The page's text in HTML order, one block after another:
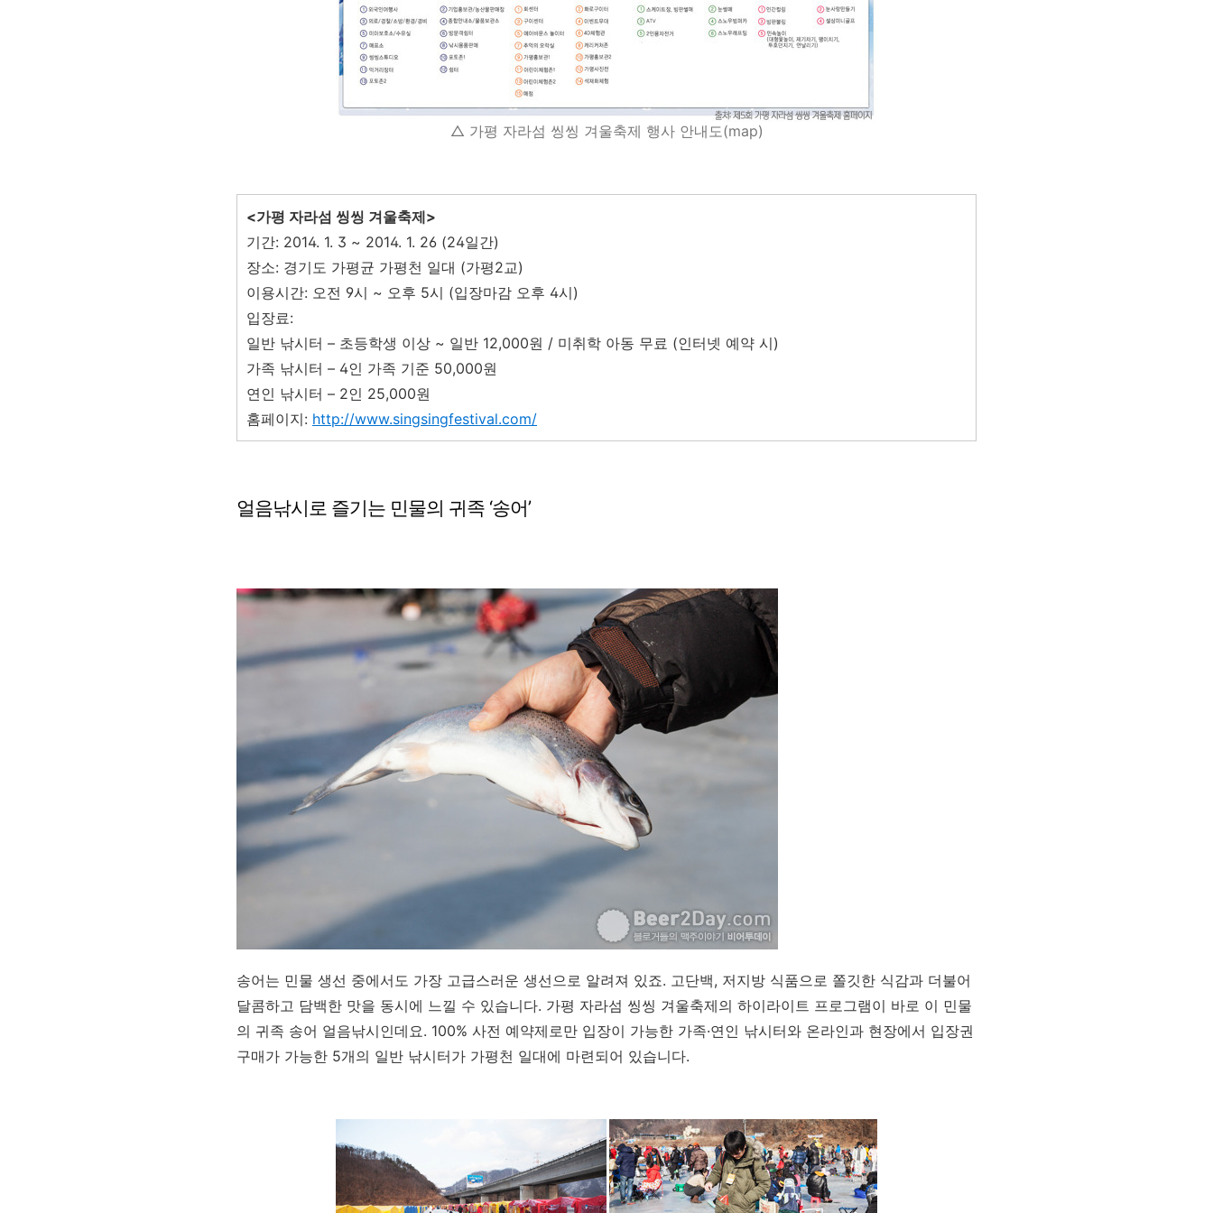
△ 가평 자라섬 씽씽 겨울축제 행사 안내도(map)
<가평 자라섬 씽씽 겨울축제>
기간: 2014. 1. 3 ~ 2014. 1. 26 (24일간)
장소: 경기도 가평균 가평천 일대 (가평2교)
이용시간: 오전 9시 ~ 오후 5시 (입장마감 오후 4시)
입장료:
일반 낚시터 – 초등학생 이상 ~ 일반 12,000원 / 미취학 아동 무료 (인터넷 예약 시)
가족 낚시터 – 4인 가족 기준 50,000원
연인 낚시터 – 2인 25,000원
홈페이지: http://www.singsingfestival.com/
얼음낚시로 즐기는 민물의 귀족 ‘송어’
송어는 민물 생선 중에서도 가장 고급스러운 생선으로 알려져 있죠. 고단백, 저지방 식품으로 쫄깃한 식감과 더불어
달콤하고 담백한 맛을 동시에 느낄 수 있습니다. 가평 자라섬 씽씽 겨울축제의 하이라이트 프로그램이 바로 이 민물
의 귀족 송어 얼음낚시인데요. 100% 사전 예약제로만 입장이 가능한 가족·연인 낚시터와 온라인과 현장에서 입장권
구매가 가능한 5개의 일반 낚시터가 가평천 일대에 마련되어 있습니다.